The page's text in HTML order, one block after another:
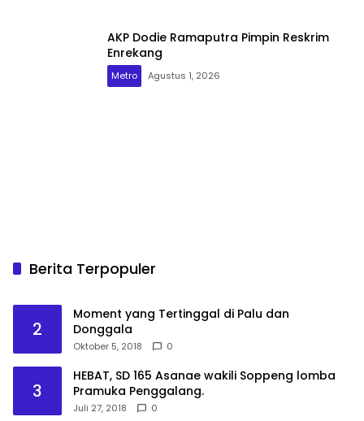
AKP Dodie Ramaputra Pimpin Reskrim
Enrekang
Metro Agustus 1, 2026
Berita Terpopuler
2
Moment yang Tertinggal di Palu dan
Donggala
Oktober 5, 2018 0
3
HEBAT, SD 165 Asanae wakili Soppeng lomba
Pramuka Penggalang.
Juli 27, 2018 0